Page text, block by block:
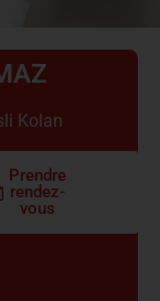
Kolan
Prendre
rendez-
vous